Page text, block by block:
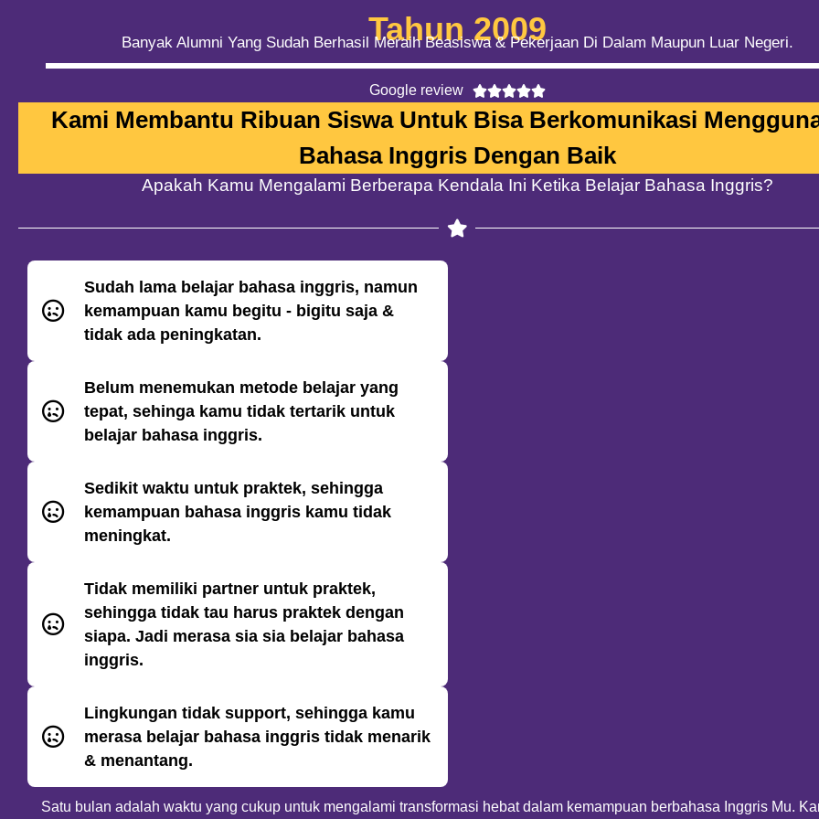
Tahun 2009
Banyak Alumni Yang Sudah Berhasil Meraih Beasiswa & Pekerjaan Di Dalam Maupun Luar Negeri.​
Google review 
Kami Membantu Ribuan Siswa Untuk Bisa Berkomunikasi
Bahasa Inggris Dengan Baik
Apakah Kamu Mengalami Berberapa Kendala Ini Ketika Belajar Bahasa Inggris?​
Sudah lama belajar bahasa inggris, namun
kemampuan kamu begitu - bigitu saja &
tidak ada peningkatan.
Belum menemukan metode belajar yang
tepat, sehinga kamu tidak tertarik untuk
belajar bahasa inggris.
Sedikit waktu untuk praktek, sehingga
kemampuan bahasa inggris kamu tidak
meningkat.
Tidak memiliki partner untuk praktek,
sehingga tidak tau harus praktek dengan
siapa. Jadi merasa sia sia belajar bahasa
inggris.
Lingkungan tidak support, sehingga kamu
merasa belajar bahasa inggris tidak menarik
& menantang.
Satu bulan adalah waktu yang cukup untuk mengalami transformasi hebat dalam kemampuan berbahasa Inggris Mu.